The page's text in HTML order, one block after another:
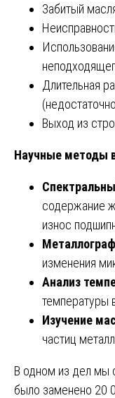
Забитый
Длительная
Выход из
Научные методы
содержание
износ
изменения
Анализ
температуры
Изучение
частиц
В одном из дел мы
было заменено 20